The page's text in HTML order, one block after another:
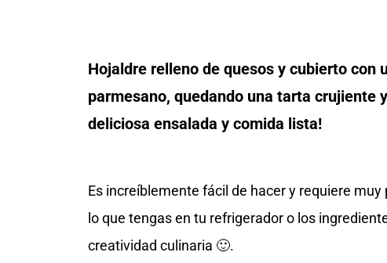
Hojaldre relleno de quesos y cubierto con
parmesano, quedando una tarta crujiente
deliciosa ensalada y comida lista!
Es increíblemente fácil de hacer y requiere
lo que tengas en tu refrigerador o los
creatividad culinaria 🙂.